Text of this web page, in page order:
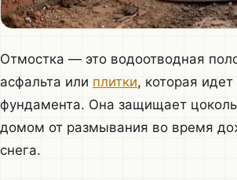
Отмостка — это водоотводная
асфальта или плитки, которая
фундамента. Она защищает цоколь
домом от размывания во время
снега.